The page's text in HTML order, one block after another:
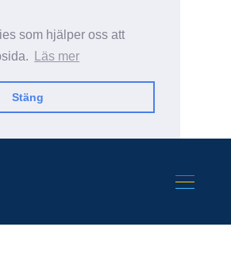
som hjälper oss att
Läs mer
Stäng